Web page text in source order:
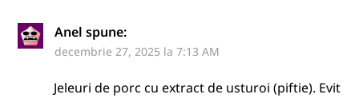
Anel spune:
decembrie 27, 2025 la 7:13 AM
Jeleuri de porc cu extract de usturoi (piftie). Evit